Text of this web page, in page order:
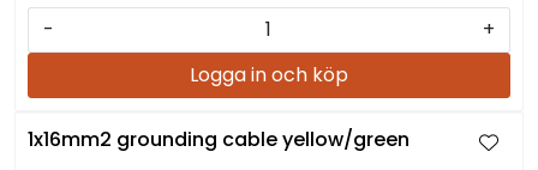
-
+
Logga in och köp
1x16mm2 grounding cable yellow/green